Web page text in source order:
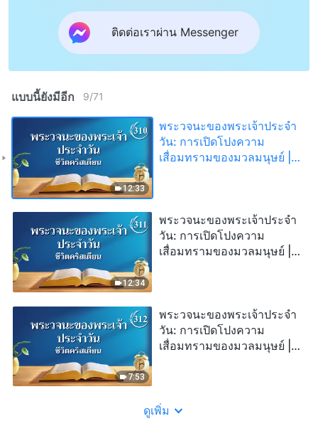
ติดต่อเราผ่าน Messenger
แบบนี้ยังมีอีก 9/71
12:33
พระวจนะของพระเจ้าประจำ
วัน: การเปิดโปงความ
เสื่อมทรามของมวลมนุษย์ |
12:34
พระวจนะของพระเจ้าประจำ
วัน: การเปิดโปงความ
เสื่อมทรามของมวลมนุษย์ |
7:53
พระวจนะของพระเจ้าประจำ
วัน: การเปิดโปงความ
เสื่อมทรามของมวลมนุษย์ |
ดูเพิ่ม